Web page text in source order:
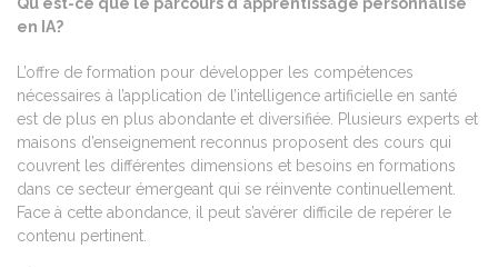
en IA?
L’offre de formation pour développer les compétences
nécessaires à l’application de l’intelligence artificielle en santé
est de plus en plus abondante et diversifiée. Plusieurs experts et
maisons d’enseignement reconnus proposent des cours qui
couvrent les différentes dimensions et besoins en formations
dans ce secteur émergeant qui se réinvente continuellement.
Face à cette abondance, il peut s’avérer difficile de repérer le
contenu pertinent.